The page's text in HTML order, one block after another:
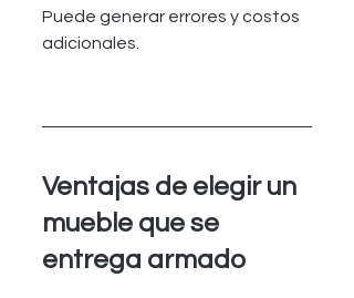
Puede generar errores y costos
adicionales.
Ventajas de elegir un
mueble que se
entrega armado